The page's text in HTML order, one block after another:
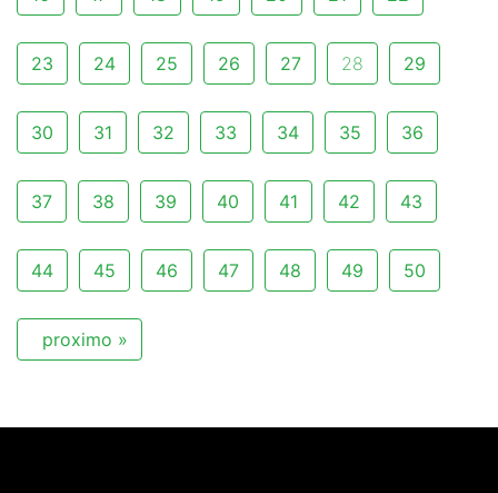
23 24 25 26 27 28 29
30 31 32 33 34 35 36
37 38 39 40 41 42 43
44 45 46 47 48 49 50
proximo »